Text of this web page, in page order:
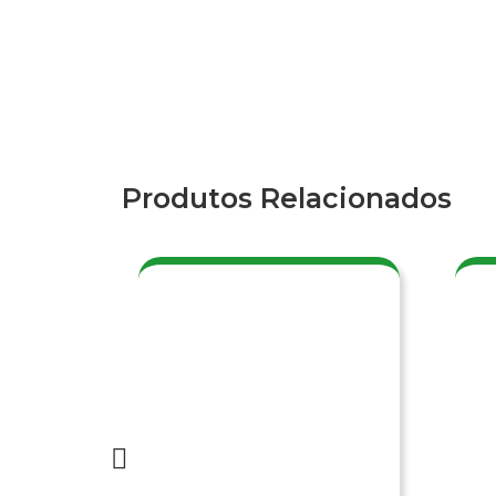
Produtos Relacionados